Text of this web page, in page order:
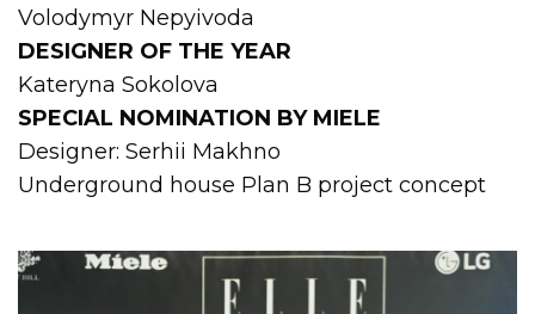
Volodymyr Nepyivoda
DESIGNER OF THE YEAR
Kateryna Sokolova
SPECIAL NOMINATION BY MIELE
Designer: Serhii Makhno
Underground house Plan B project concept